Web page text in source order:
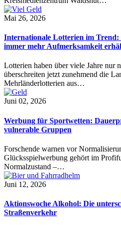
Mai 26, 2026
Internationale Lotterien im
immer mehr Aufmerksamkeit
Lotterien haben über viele Jahre nur
überschreiten jetzt zunehmend die
Mehrländerlotterien aus…
Juni 02, 2026
Werbung für Sportwetten:
vulnerable Gruppen
Forschende warnen vor
Glücksspielwerbung gehört im
Normalzustand –…
Juni 12, 2026
Aktionswoche Alkohol: Die
Straßenverkehr